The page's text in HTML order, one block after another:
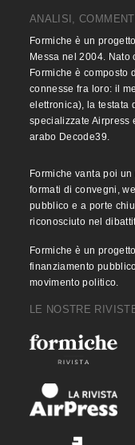
ANALISI,
Formiche è un
Messa nel 2004. Nato
Formiche è composto
connesse fra loro: il
elettronica), la testata
specializzate Airpress
arabo Decode39.
Formiche vanta poi
formati di convegni,
pubblico e a porte
riconosciuto nel
Formiche è un
finanziamento
movimento politico.
LE NOSTRE